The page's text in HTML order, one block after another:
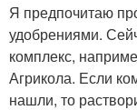
Я предпочитаю
удобрениями.
комплекс,
Агрикола. Если
нашли, то